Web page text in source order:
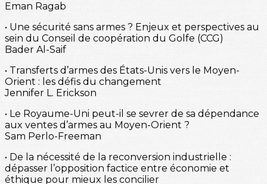
Eman Ragab
• Une sécurité sans armes ? Enjeux et perspectives au
sein du Conseil de coopération du Golfe (CCG)
Bader Al-Saif
• Transferts d’armes des États-Unis vers le Moyen-
Orient : les défis du changement
Jennifer L. Erickson
• Le Royaume-Uni peut-il se sevrer de sa dépendance
aux ventes d’armes au Moyen-Orient ?
Sam Perlo-Freeman
• De la nécessité de la reconversion industrielle :
dépasser l’opposition factice entre économie et
éthique pour mieux les concilier